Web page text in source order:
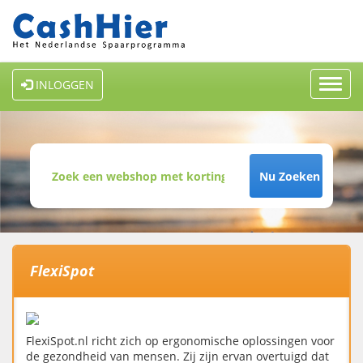
INLOGGEN
Nu Zoeken
FlexiSpot
FlexiSpot.nl richt zich op ergonomische oplossingen voor
de gezondheid van mensen. Zij zijn ervan overtuigd dat